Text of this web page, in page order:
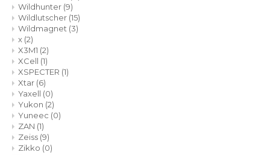
Wildhunter (9)
Wildlutscher (15)
Wildmagnet (3)
x (2)
X3M1 (2)
XCell (1)
XSPECTER (1)
Xtar (6)
Yaxell (0)
Yukon (2)
Yuneec (0)
ZAN (1)
Zeiss (9)
Zikko (0)